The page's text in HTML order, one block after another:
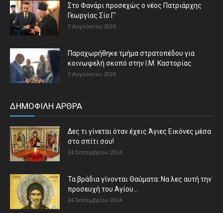
Στο Φανάρι προσεχώς ο νέος Πατριάρχης
Γεωργίας Σίο Γ’
5 Αυγούστου 2026
Παραχωρήθηκε τμήμα στρατοπέδου για
κοινωφελή σκοπό στην Ι.Μ. Καστορίας
5 Αυγούστου 2026
ΔΗΜΟΦΙΛΗ ΑΡΘΡΑ
Δες τι γίνεται όταν έχεις Άγιες Εικόνες μέσα
στο σπίτι σου!
24 Σεπτεμβρίου 2024
Τα βράδια γίνονται Θαύματα: Να λες αυτή την
προσευχή του Αγίου...
24 Σεπτεμβρίου 2024